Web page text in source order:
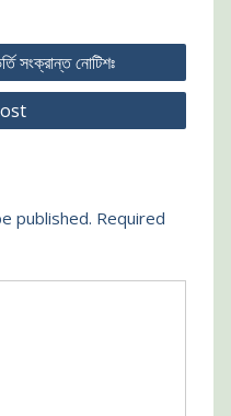
সংক্রান্ত নোটিশঃ
published. Required